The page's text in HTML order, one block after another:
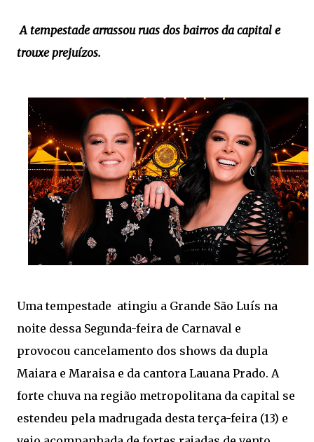
A tempestade arrassou ruas dos bairros da capital e
trouxe prejuízos.
Uma tempestade atingiu a Grande São Luís na
noite dessa Segunda-feira de Carnaval e
provocou cancelamento dos shows da dupla
Maiara e Maraisa e da cantora Lauana Prado. A
forte chuva na região metropolitana da capital se
estendeu pela madrugada desta terça-feira (13) e